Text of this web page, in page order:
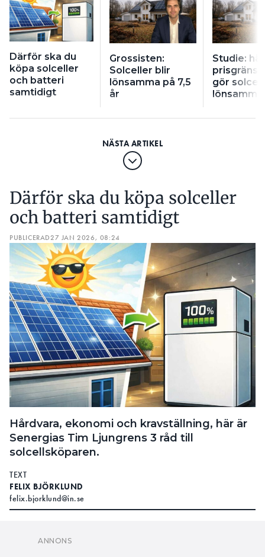
Därför ska du
köpa solceller
och batteri
samtidigt
Grossisten:
Solceller blir
lönsamma på 7,5
år
Studie:
gör
lönsamma
Därför ska du köpa solceller
och batteri samtidigt
PUBLICERAD27 JAN 2026, 08:24
Hårdvara, ekonomi och kravställning, här är
Senergias Tim Ljungrens 3 råd till
solcellsköparen.
TEXT
FELIX BJÖRKLUND
felix.bjorklund@in.se
GROSSISTEN: SOLCELLER BLIR LÖNSAMMA PÅ 7,5 ÅR